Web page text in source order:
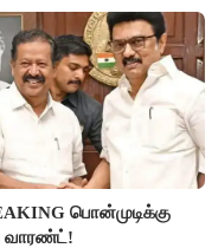
பொன்முடிக்கு
வாரண்ட்!